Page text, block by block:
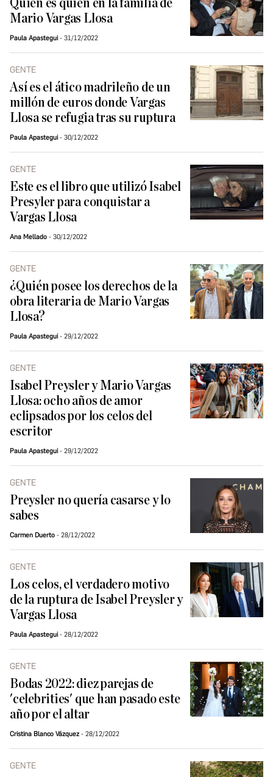
Quién es quién en la familia de
Mario Vargas Llosa
Paula Apastegui 31/12/2022
GENTE
Así es el ático madrileño de un
millón de euros donde Vargas
Llosa se refugia tras su ruptura
Paula Apastegui 30/12/2022
GENTE
Este es el libro que utilizó Isabel
Presyler para conquistar a
Vargas Llosa
Ana Mellado 30/12/2022
GENTE
¿Quién posee los derechos de la
obra literaria de Mario Vargas
Llosa?
Paula Apastegui 29/12/2022
GENTE
Isabel Preysler y Mario Vargas
Llosa: ocho años de amor
eclipsados por los celos del
escritor
Paula Apastegui 29/12/2022
GENTE
Preysler no quería casarse y lo
sabes
Carmen Duerto 28/12/2022
GENTE
Los celos, el verdadero motivo
de la ruptura de Isabel Preysler y
Vargas Llosa
Paula Apastegui 28/12/2022
GENTE
Bodas 2022: diez parejas de
'celebrities' que han pasado este
año por el altar
Cristina Blanco Vázquez 28/12/2022
GENTE